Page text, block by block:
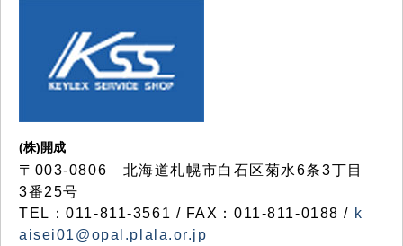
(株)開成
〒003-0806 北海道札幌市白石区菊水6条3丁目
3番25号
TEL：011-811-3561 / FAX：011-811-0188 / k
aisei01@opal.plala.or.jp